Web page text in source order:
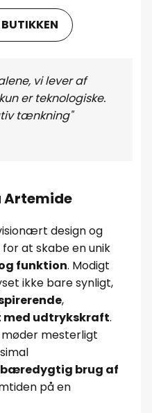
vi lever af
er teknologiske.
tænkning"
Artemide
design og
at skabe en unik
funktion. Modigt
ikke bare synligt,
,
udtrykskraft.
mesterligt
bæredygtig brug af
på en